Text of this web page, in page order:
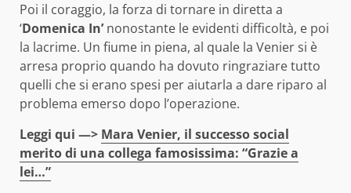
Poi il coraggio, la forza di tornare in diretta a
‘Domenica In’nonostante le evidenti difficoltà, e poi
la lacrime. Un fiume in piena, al quale la Venier si è
arresa proprio quando ha dovuto ringraziare tutto
quelli che si erano spesi per aiutarla a dare riparo al
problema emerso dopo l’operazione.
Leggi qui —> Mara Venier, il successo social
merito di una collega famosissima: “Grazie a
lei…”